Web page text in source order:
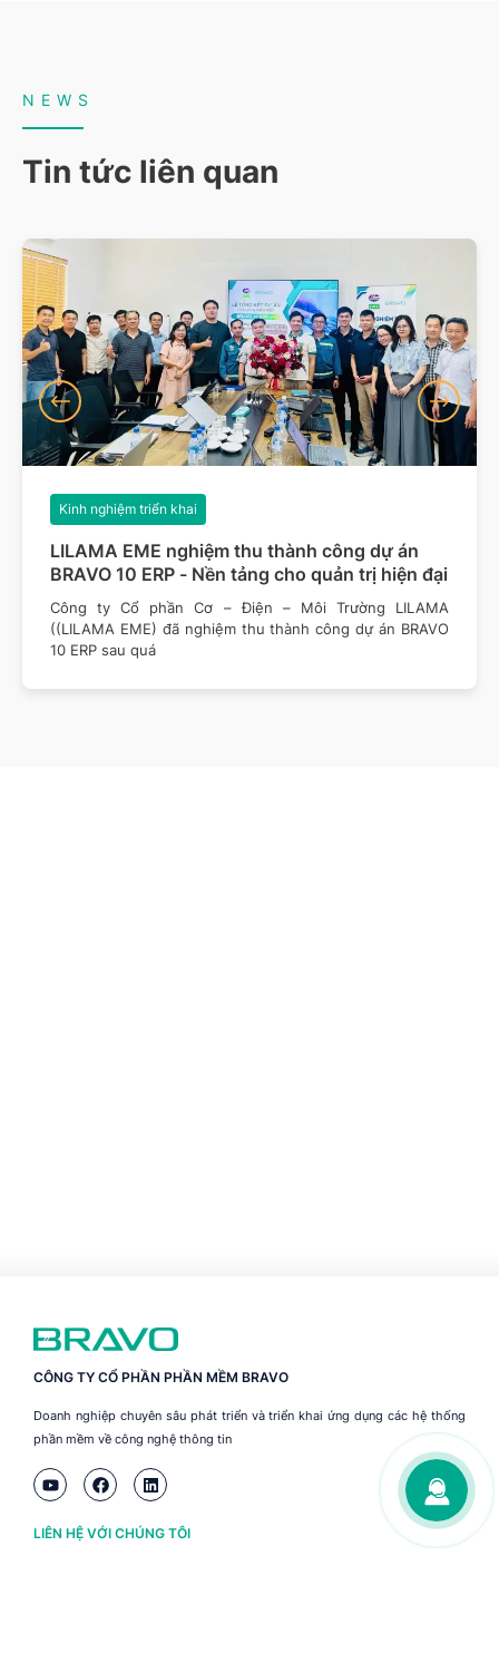
NEWS
Tin tức liên quan
LILAMA EME nghiệm thu thành công dự án
BRAVO 10 ERP - Nền tảng cho quản trị hiện đại
Kinh nghiệm triển khai
Công ty Cổ phần Cơ – Điện – Môi Trường LILAMA
((LILAMA EME) đã nghiệm thu thành công dự án BRAVO
10 ERP sau quá
CÔNG TY CỔ PHẦN PHẦN MỀM BRAVO
Doanh nghiệp chuyên sâu phát triển và triển khai ứng dụng các hệ thống
phần mềm về công nghệ thông tin
LIÊN HỆ VỚI CHÚNG TÔI